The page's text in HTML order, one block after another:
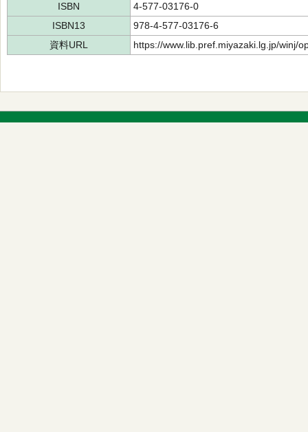
ISBN
4-577-03176-0
ISBN13
978-4-577-03176-6
資料URL
https://www.lib.pref.miyazaki.lg.jp/winj/